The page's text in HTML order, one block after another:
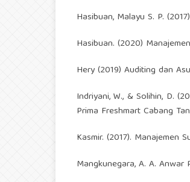
Hasibuan, Malayu S. P.
Hasibuan. (2020)
Hery (2019) Auditing dan
Indriyani, W., & Solihin, D.
Prima Freshmart Cabang
Kasmir. (2017). Manajemen
Mangkunegara, A. A. Anwar